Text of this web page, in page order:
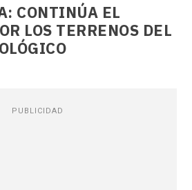
CONTINÚA EL
LOS TERRENOS DEL
PUBLICIDAD